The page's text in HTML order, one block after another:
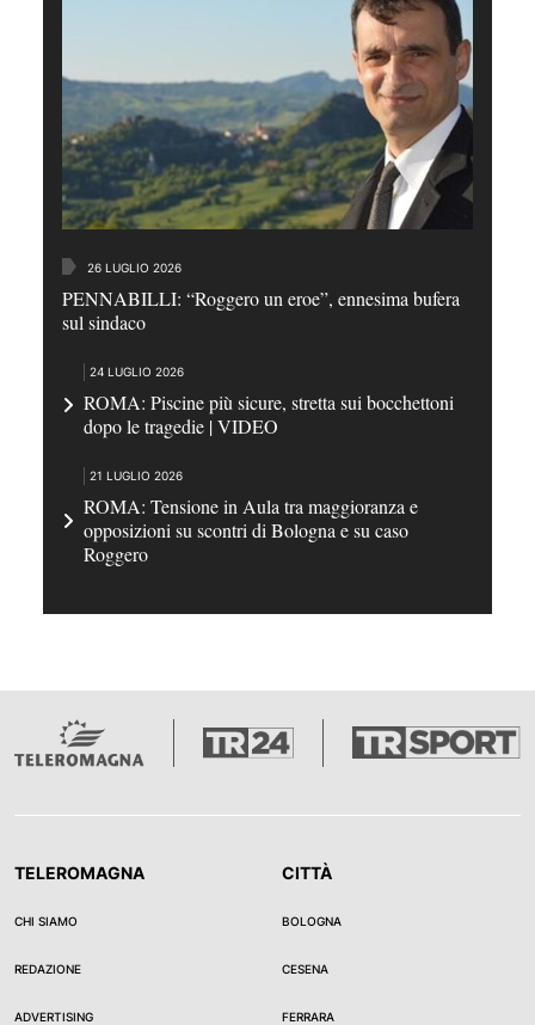
26 LUGLIO 2026
PENNABILLI: “Roggero un eroe”, ennesima bufera
sul sindaco
24 LUGLIO 2026
ROMA: Piscine più sicure, stretta sui bocchettoni
dopo le tragedie | VIDEO
21 LUGLIO 2026
ROMA: Tensione in Aula tra maggioranza e
opposizioni su scontri di Bologna e su caso
Roggero
TELEROMAGNA
CHI SIAMO
REDAZIONE
ADVERTISING
CITTÀ
BOLOGNA
CESENA
FERRARA